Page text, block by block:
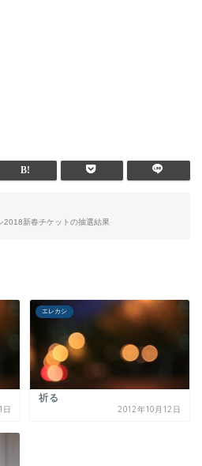
新春チケットの抽選結果
エレカシ
祈る
2012年10月12日